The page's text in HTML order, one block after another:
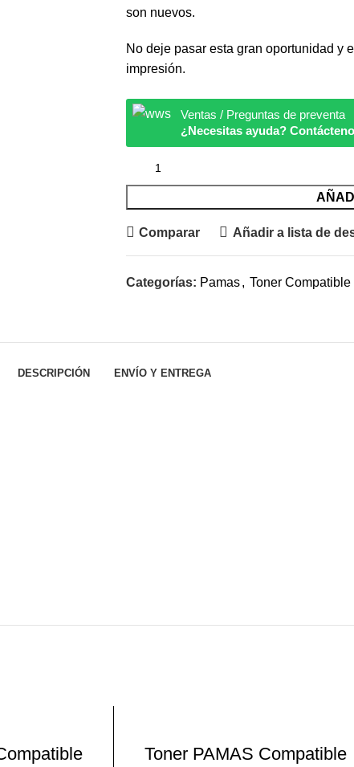
son nuevos.
No deje pasar esta gran oportunidad y
impresión.
Ventas / Preguntas de preventa
¿Necesitas ayuda?
Comparar Añadir a lista de
Categorías: Pamas, Toner Compatible
DESCRIPCIÓN ENVÍO Y ENTREGA
Toner PAMAS Compatible